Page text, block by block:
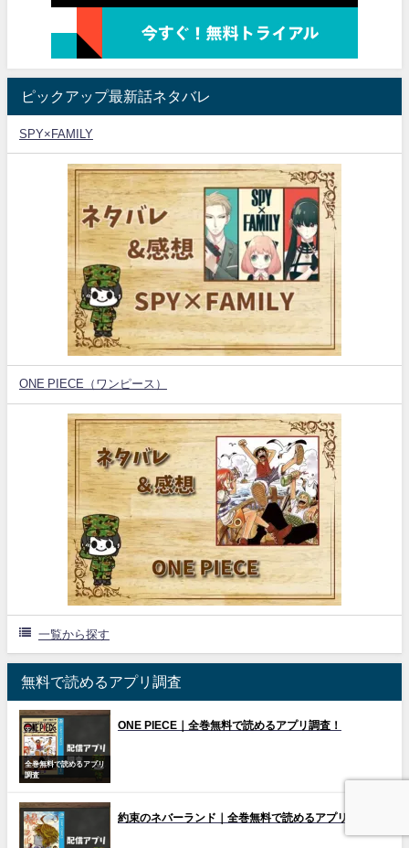
ピックアップ最新話ネタバレ
SPY×FAMILY
ONE PIECE（ワンピース）
一覧から探す
無料で読めるアプリ調査
全巻無料で読めるアプリ
調査
ONE PIECE｜全巻無料で読めるアプリ調査！
約束のネバーランド｜全巻無料で読めるアプリ調査！